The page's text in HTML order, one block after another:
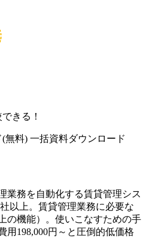
きる！
(無料) 一括資料ダウンロード
業務を自動化する賃貸管理シス
以上。賃貸管理業務に必要な
の機能）。使いこなすための手
用198,000円～と圧倒的低価格